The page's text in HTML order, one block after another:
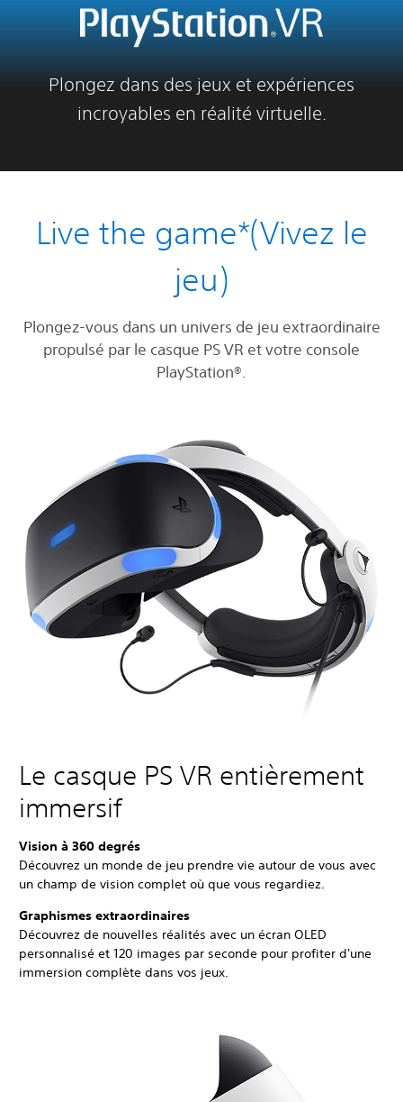
Plongez dans des jeux et expériences
incroyables en réalité virtuelle.
Live the game*(Vivez le
jeu)
Plongez-vous dans un univers de jeu extraordinaire
propulsé par le casque PS VR et votre console
PlayStation®.
Le casque PS VR entièrement
immersif
Vision à 360 degrés
Découvrez un monde de jeu prendre vie autour de vous avec
un champ de vision complet où que vous regardiez.
Graphismes extraordinaires
Découvrez de nouvelles réalités avec un écran OLED
personnalisé et 120 images par seconde pour profiter d'une
immersion complète dans vos jeux.